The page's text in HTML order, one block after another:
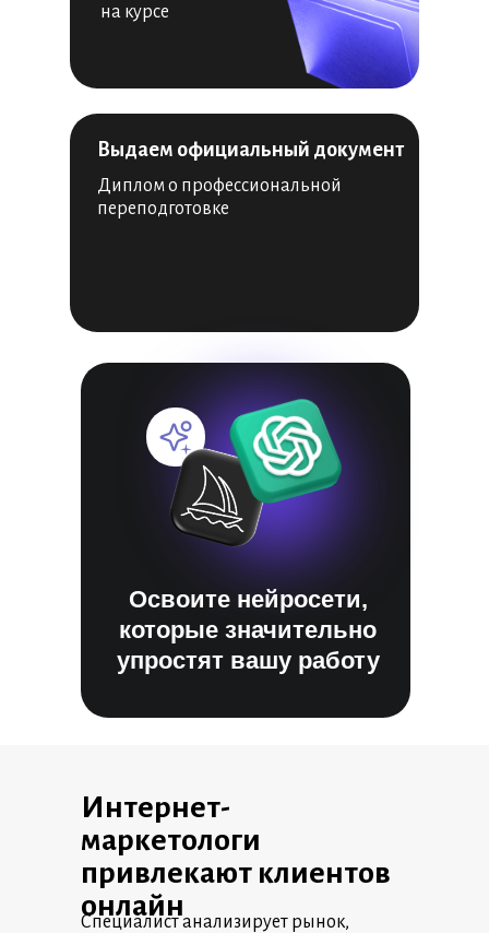
на курсе
Выдаем официальный документ
Диплом о профессиональной
переподготовке
Освоите нейросети,
которые значительно
упростят вашу работу
Интернет-
маркетологи
привлекают клиентов
онлайн
Специалист анализирует рынок,